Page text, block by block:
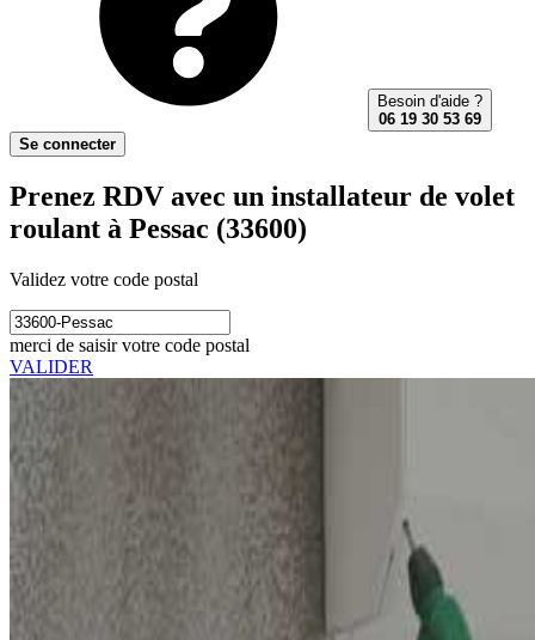
Besoin d'aide ?
06 19 30 53 69
Se connecter
Prenez RDV avec un installateur de volet
roulant à Pessac (33600)
Validez votre code postal
merci de saisir votre code postal
VALIDER